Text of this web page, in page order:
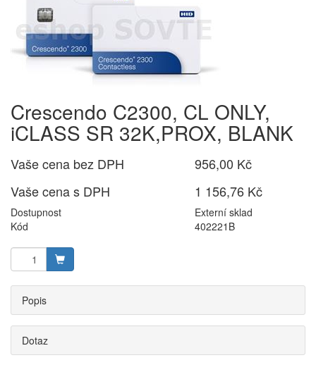
Crescendo C2300, CL ONLY,
iCLASS SR 32K,PROX, BLANK
Vaše cena bez DPH
956,00 Kč
Vaše cena s DPH
1 156,76 Kč
Dostupnost
Externí sklad
Kód
402221B
Popis
Dotaz